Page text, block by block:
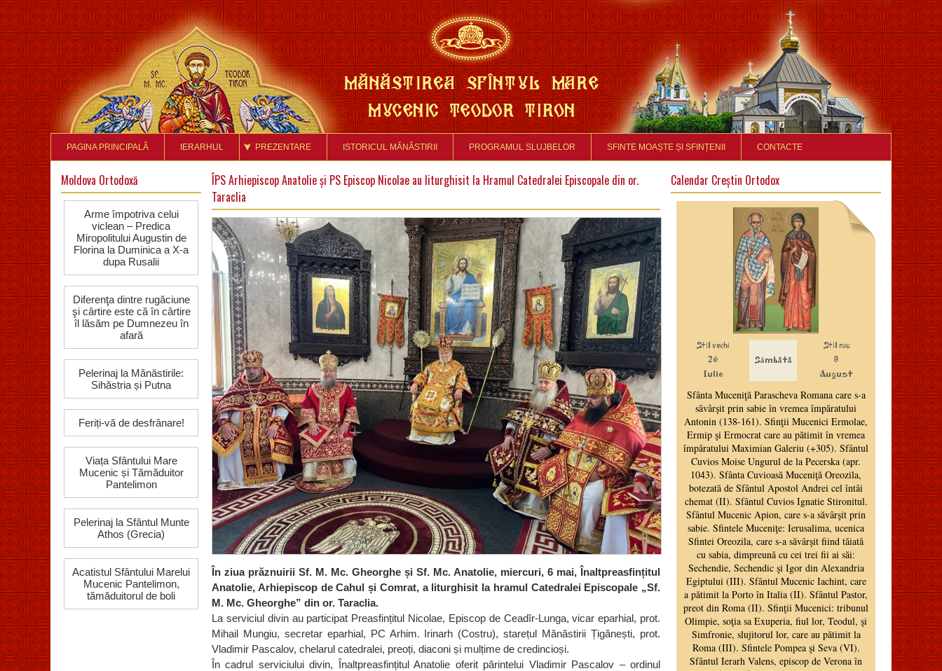
PAGINA PRINCIPALĂ IERARHUL PREZENTARE ISTORICUL MĂNĂSTIRII PROGRAMUL SLUJBELOR SFINTE MOAȘTE ȘI SFINȚENII CONTACTE
Moldova Ortodoxă
Arme împotriva celui
viclean – Predica
Miropolitului Augustin de
Florina la Duminica a X-a
dupa Rusalii
Diferenţa dintre rugăciune
şi cârtire este că în cârtire
îl lăsăm pe Dumnezeu în
afară
Pelerinaj la Mănăstirile:
Sihăstria și Putna
Feriți-vă de desfrânare!
Viața Sfântului Mare
Mucenic și Tămăduitor
Pantelimon
Pelerinaj la Sfântul Munte
Athos (Grecia)
Acatistul Sfântului Marelui
Mucenic Pantelimon,
tămăduitorul de boli
ÎPS Arhiepiscop Anatolie și PS Episcop Nicolae au liturghisit la Hramul Catedralei Episcopale din or.
Taraclia
În ziua prăznuirii Sf. M. Mc. Gheorghe și Sf. Mc. Anatolie, miercuri, 6 mai, Înaltpreasfințitul
Anatolie, Arhiepiscop de Cahul și Comrat, a liturghisit la hramul Catedralei Episcopale „Sf.
M. Mc. Gheorghe” din or. Taraclia.
La serviciul divin au participat Preasfințitul Nicolae, Episcop de Ceadîr-Lunga, vicar eparhial, prot.
Mihail Mungiu, secretar eparhial, PC Arhim. Irinarh (Costru), starețul Mănăstirii Țigănești, prot.
Vladimir Pascalov, chelarul catedralei, preoți, diaconi și mulțime de credincioși.
În cadrul serviciului divin, Înaltpreasfințitul Anatolie oferit părintelui Vladimir Pascalov – ordinul
Calendar Creștin Ortodox